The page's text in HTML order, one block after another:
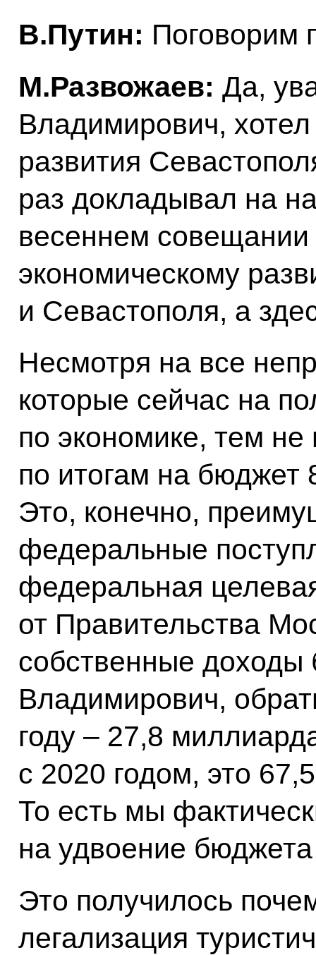
В.Путин: Поговорим
М.Развожаев: Да,
Владимирович,
развития
раз докладывал на
весеннем совещании
экономическому
и Севастополя, а
Несмотря на все
которые сейчас на
по экономике, тем
по итогам на бюджет
Это, конечно,
федеральные
федеральная
от Правительства
собственные
Владимирович,
году – 27,8
с 2020 годом, это
То есть мы
на удвоение
Это получилось
легализация